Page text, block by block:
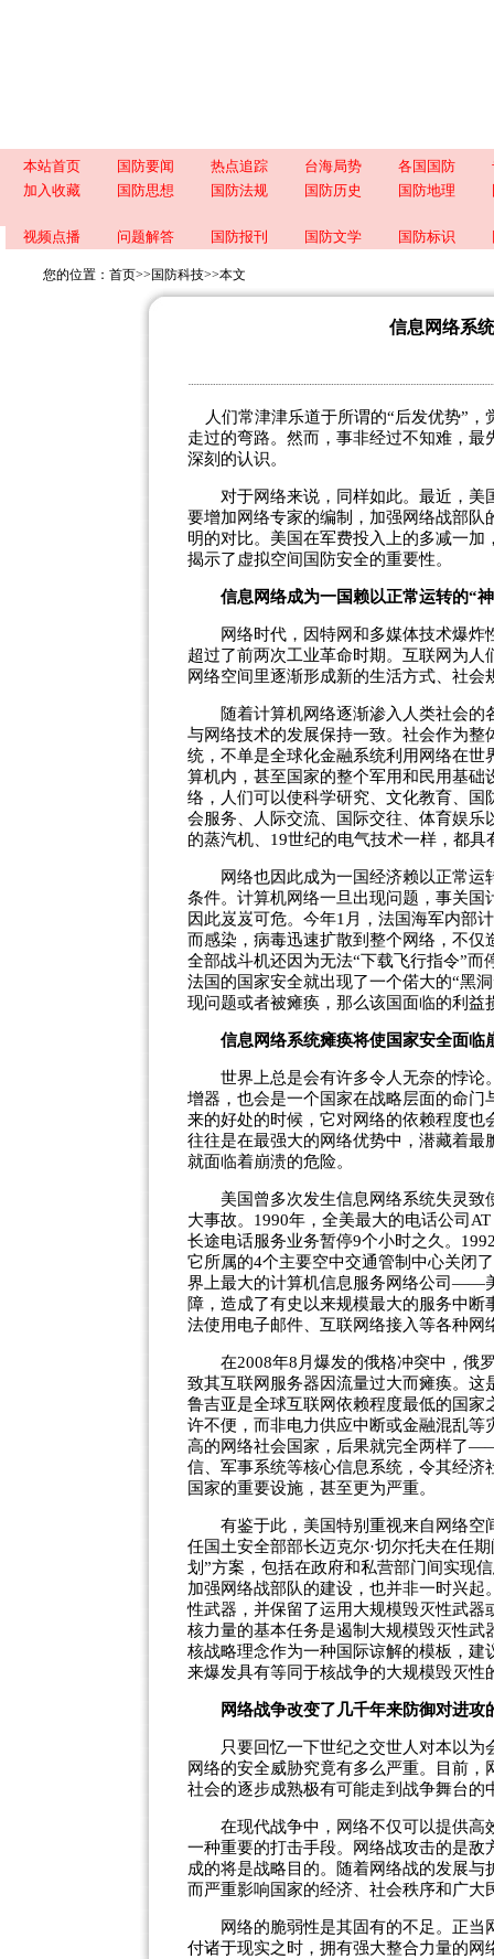
本站首页 国防要闻 热点追踪 台海局势 各国国防
加入收藏
国防思想 国防法规 国防历史 国防地理
视频点播 问题解答 国防报刊 国防文学 国防标识
您的位置： 首页>> 国防科技>>本文
信息网络系
人们常津津乐道于所谓的“后发优势”，
走过的弯路。然而，事非经过不知难，
深刻的认识。
对于网络来说，同样如此。最近，美
要增加网络专家的编制，加强网络战部
明的对比。美国在军费投入上的多减一
揭示了虚拟空间国防安全的重要性。
信息网络成为一国赖以正常运转的“
网络时代，因特网和多媒体技术爆炸
超过了前两次工业革命时期。互联网为
网络空间里逐渐形成新的生活方式、社
随着计算机网络逐渐渗入人类社会的
与网络技术的发展保持一致。社会作为
统，不单是全球化金融系统利用网络在
算机内，甚至国家的整个军用和民用基
络，人们可以使科学研究、文化教育、
会服务、人际交流、国际交往、体育娱
的蒸汽机、19世纪的电气技术一样，都具
网络也因此成为一国经济赖以正常运
条件。计算机网络一旦出现问题，事关
因此岌岌可危。今年1月，法国海军内部
而感染，病毒迅速扩散到整个网络，不
全部战斗机还因为无法“下载飞行指令”
法国的国家安全就出现了一个偌大的“黑
现问题或者被瘫痪，那么该国面临的利
信息网络系统瘫痪将使国家安全面临
世界上总是会有许多令人无奈的悖论
增器，也会是一个国家在战略层面的命
来的好处的时候，它对网络的依赖程度
往往是在最强大的网络优势中，潜藏着
就面临着崩溃的危险。
美国曾多次发生信息网络系统失灵致
大事故。1990年，全美最大的电话公司
长途电话服务业务暂停9个小时之久。
它所属的4个主要空中交通管制中心关闭
界上最大的计算机信息服务网络公司——
障，造成了有史以来规模最大的服务中
法使用电子邮件、互联网络接入等各种
在2008年8月爆发的俄格冲突中，俄罗
致其互联网服务器因流量过大而瘫痪。
鲁吉亚是全球互联网依赖程度最低的国
许不便，而非电力供应中断或金融混乱
高的网络社会国家，后果就完全两样了
信、军事系统等核心信息系统，令其经
国家的重要设施，甚至更为严重。
有鉴于此，美国特别重视来自网络空
任国土安全部部长迈克尔·切尔托夫在任
划”方案，包括在政府和私营部门间实现
加强网络战部队的建设，也并非一时兴
性武器，并保留了运用大规模毁灭性武
核力量的基本任务是遏制大规模毁灭性武
核战略理念作为一种国际谅解的模板，建
来爆发具有等同于核战争的大规模毁灭性
网络战争改变了几千年来防御对进攻
只要回忆一下世纪之交世人对本以为
网络的安全威胁究竟有多么严重。目前
社会的逐步成熟极有可能走到战争舞台的
在现代战争中，网络不仅可以提供高
一种重要的打击手段。网络战攻击的是敌
成的将是战略目的。随着网络战的发展
而严重影响国家的经济、社会秩序和广大
网络的脆弱性是其固有的不足。正当
付诸于现实之时，拥有强大整合力量的